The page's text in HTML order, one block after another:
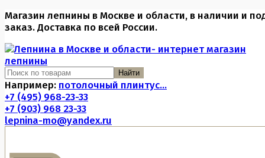
Магазин лепнины в Москве и области, в наличии и
заказ. Доставка по всей России.
Найти
Например: потолочный плинтус...
+7 (495) 968-23-33
+7 (903) 968 23-33
lepnina-mo@yandex.ru